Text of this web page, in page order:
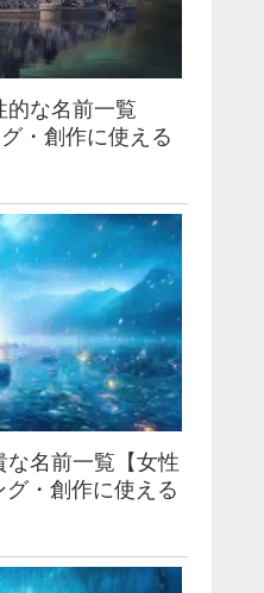
的な名前一覧
・創作に使える
な名前一覧【女性
・創作に使える